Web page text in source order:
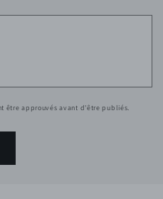
être approuvés avant d'être publiés.